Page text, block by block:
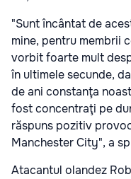
"Sunt încântat de
mine, pentru membrii
vorbit foarte mult
în ultimele secunde,
de ani constanţa
fost concentraţi pe
răspuns pozitiv
Manchester City", a
Atacantul olandez